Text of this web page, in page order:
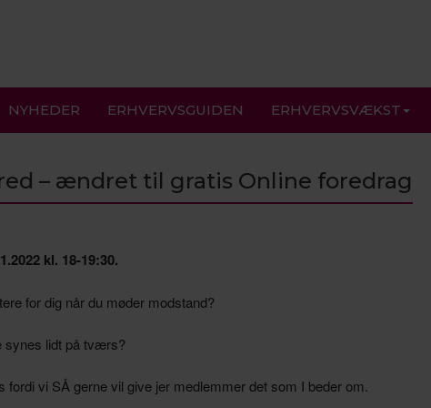
NYHEDER ERHVERVSGUIDEN ERHVERVSVÆKST
– ændret til gratis Online foredrag
kl. 18-19:30.
for dig når du møder modstand?
synes lidt på tværs?
vi SÅ gerne vil give jer medlemmer det som I beder om.